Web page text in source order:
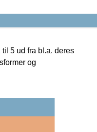
5 ud fra bl.a. deres
og